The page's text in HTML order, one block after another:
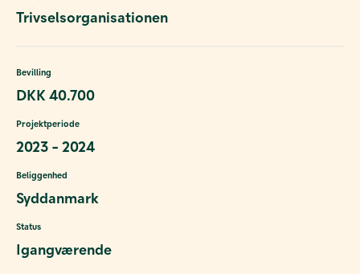
Trivselsorganisationen
Bevilling
DKK 40.700
Projektperiode
2023 - 2024
Beliggenhed
Syddanmark
Status
Igangværende